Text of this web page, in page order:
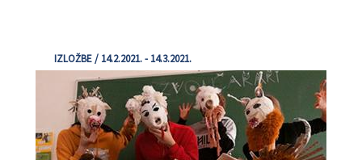
IZLOŽBE / 14.2.2021. - 14.3.2021.